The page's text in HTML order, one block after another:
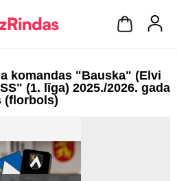
komandas "Bauska" (Elvi
(1. līga) 2025./2026. gada
(florbols)